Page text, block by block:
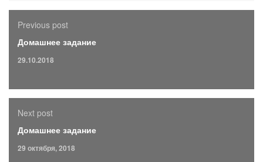
Previous post
Домашнее задание
29.10.2018
Next post
Домашнее задание
29 октября, 2018